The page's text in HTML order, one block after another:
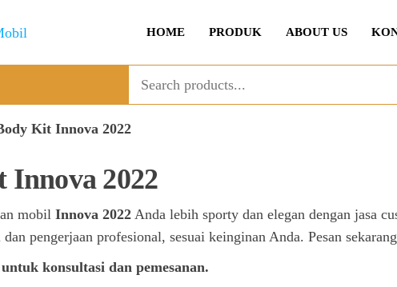
Mobil
Kit
Mobil
HOME PRODUK ABOUT US
Kit Innova 2022
Innova 2022
mobil Innova 2022 Anda lebih sporty dan elegan dengan jasa
pengerjaan profesional, sesuai keinginan Anda. Pesan
konsultasi dan pemesanan.